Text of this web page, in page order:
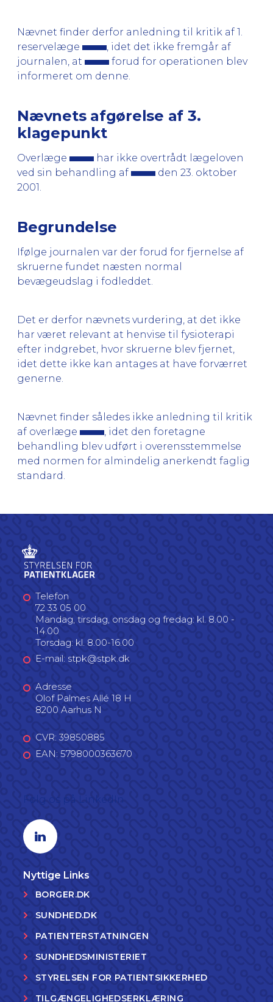
Nævnet finder derfor anledning til kritik af 1.
reservelæge
, idet det ikke fremgår af
journalen, at
forud for operationen blev
informeret om denne.
Nævnets afgørelse af 3.
klagepunkt
Overlæge
har ikke overtrådt lægeloven
ved sin behandling af
den 23. oktober
2001.
Begrundelse
Ifølge journalen var der forud for fjernelse af
skruerne fundet næsten normal
bevægeudslag i fodleddet.
Det er derfor nævnets vurdering, at det ikke
har været relevant at henvise til fysioterapi
efter indgrebet, hvor skruerne blev fjernet,
idet dette ikke kan antages at have forværret
generne.
Nævnet finder således ikke anledning til kritik
af overlæge
, idet den foretagne
behandling blev udført i overensstemmelse
med normen for almindelig anerkendt faglig
standard.
Telefon
72 33 05 00
Mandag, tirsdag, onsdag og fredag: kl. 8.00 -
14.00
Torsdag: kl. 8.00-16.00
E-mail: stpk@stpk.dk
Adresse
Olof Palmes Allé 18 H
8200 Aarhus N
CVR: 39850885
EAN: 5798000363670
Linkedin profil
Nyttige Links
BORGER.DK
SUNDHED.DK
PATIENTERSTATNINGEN
SUNDHEDSMINISTERIET
STYRELSEN FOR PATIENTSIKKERHED
TILGÆNGELIGHEDSERKLÆRING